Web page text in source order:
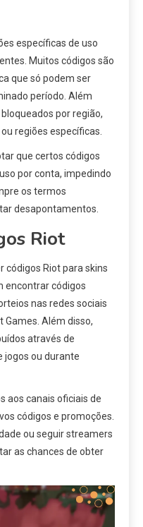
específicas de uso
Muitos códigos são
que só podem ser
período. Além
por região,
regiões específicas.
que certos códigos
por conta, impedindo
os termos
desapontamentos.
Riot
códigos Riot para skins
encontrar códigos
nas redes sociais
Games. Além disso,
através de
jogos ou durante
aos canais oficiais de
códigos e promoções.
ou seguir streamers
as chances de obter